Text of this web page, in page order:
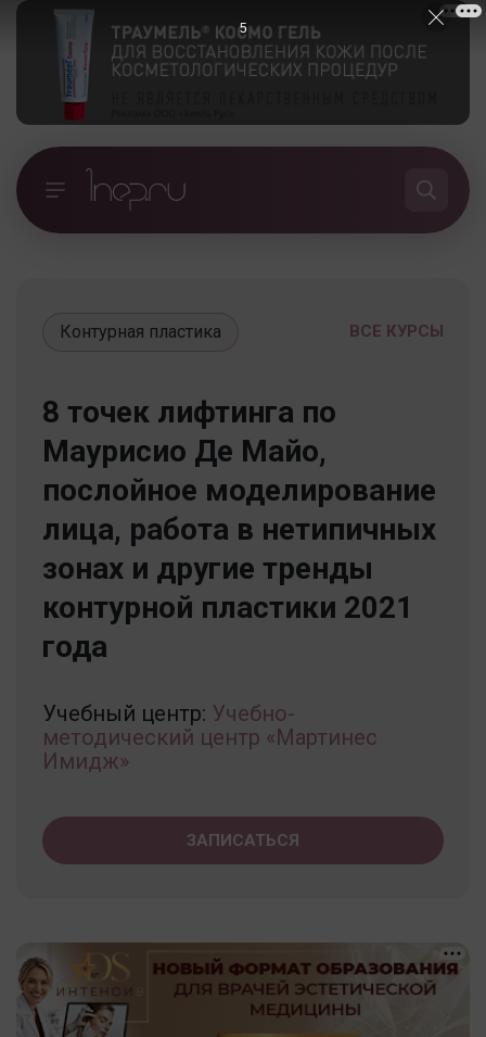
ВСЕ КУРСЫ
Контурная пластика
8 точек лифтинга по
Маурисио Де Майо,
послойное моделирование
лица, работа в нетипичных
зонах и другие тренды
контурной пластики 2021
года
Учебный центр: Учебно-
методический центр «Мартинес
Имидж»
ЗАПИСАТЬСЯ
5